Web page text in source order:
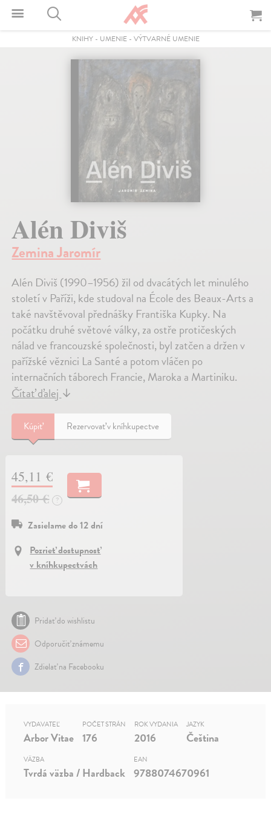
KNIHY- UMENIE- VÝTVARNÉ UMENIE
Alén Diviš
Zemina Jaromír
Alén Diviš (1990–1956) žil od dvacátých let minulého
století v Paříži, kde studoval na École des Beaux-Arts a
také navštěvoval přednášky Františka Kupky. Na
počátku druhé světové války, za ostře protičeských
nálad ve francouzské společnosti, byl zatčen a držen v
pařížské věznici La Santé a potom vláčen po
internačních táborech Francie, Maroka a Martiniku.
Čítať ďalej↓
Kúpiť Rezervovať v kníhkupectve
45,11 €
46,50 €
?
Zasielame do 12 dní
Pozrieť dostupnosť
v kníhkupectvách
Pridať do wishlistu
Odporučiť známemu
Zdielať na Facebooku
VYDAVATEĽ
Arbor Vitae
POČET STRÁN
176
ROK VYDANIA
2016
JAZYK
Čeština
VÄZBA
Tvrdá väzba / Hardback
EAN
9788074670961